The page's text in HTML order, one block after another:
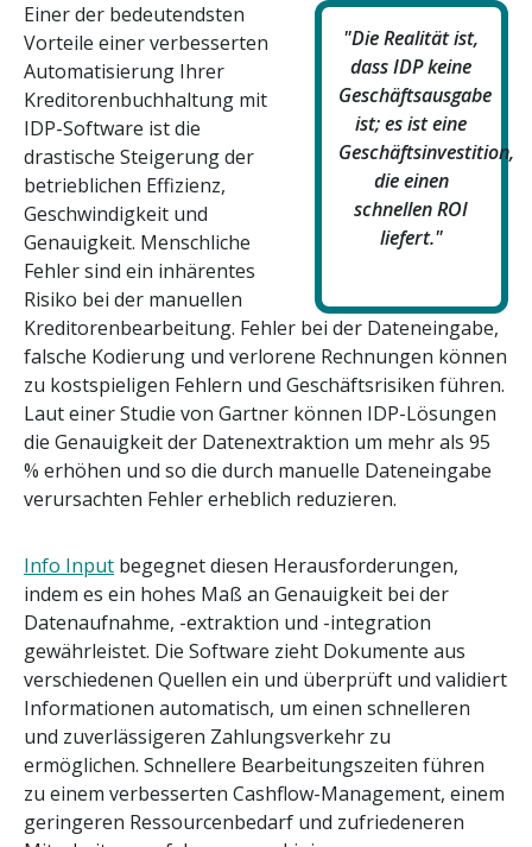
"Die Realität ist,
dass IDP keine
Geschäftsausgabe
ist; es ist eine
Geschäftsinvestition,
die einen
schnellen ROI
liefert."
Einer der bedeutendsten
Vorteile einer verbesserten
Automatisierung Ihrer
Kreditorenbuchhaltung mit
IDP-Software ist die
drastische Steigerung der
betrieblichen Effizienz,
Geschwindigkeit und
Genauigkeit. Menschliche
Fehler sind ein inhärentes
Risiko bei der manuellen
Kreditorenbearbeitung. Fehler bei der Dateneingabe,
falsche Kodierung und verlorene Rechnungen können
zu kostspieligen Fehlern und Geschäftsrisiken führen.
Laut einer Studie von Gartner können IDP-Lösungen
die Genauigkeit der Datenextraktion um mehr als 95
% erhöhen und so die durch manuelle Dateneingabe
verursachten Fehler erheblich reduzieren.
Info Input begegnet diesen Herausforderungen,
indem es ein hohes Maß an Genauigkeit bei der
Datenaufnahme, -extraktion und -integration
gewährleistet. Die Software zieht Dokumente aus
verschiedenen Quellen ein und überprüft und validiert
Informationen automatisch, um einen schnelleren
und zuverlässigeren Zahlungsverkehr zu
ermöglichen. Schnellere Bearbeitungszeiten führen
zu einem verbesserten Cashflow-Management, einem
geringeren Ressourcenbedarf und zufriedeneren